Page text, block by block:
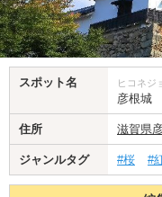
スポット名 ヒコネジ
彦根城
住所 滋賀県
ジャンルタグ #桜 #